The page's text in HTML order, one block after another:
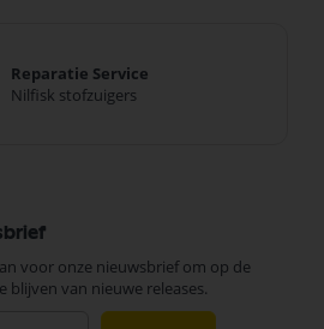
Reparatie Service
Nilfisk stofzuigers
voor onze nieuwsbrief om op de
blijven van nieuwe releases.